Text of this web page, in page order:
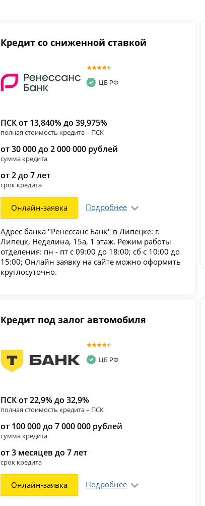
Кредит со сниженной ставкой
ЦБ РФ
ПСК от 13,840% до 39,975%
полная стоимость кредита – ПСК
от 30 000 до 2 000 000 рублей
сумма кредита
от 2 до 7 лет
срок кредита
Онлайн-заявка Подробнее
Адрес банка "Ренессанс Банк" в Липецке: г.
Липецк, Неделина, 15а, 1 этаж. Режим работы
отделения: пн - пт с 09:00 до 18:00; сб с 10:00 до
15:00; Онлайн заявку на сайте можно оформить
круглосуточно.
Кредит под залог автомобиля
ЦБ РФ
ПСК от 22,9% до 32,9%
полная стоимость кредита – ПСК
от 100 000 до 7 000 000 рублей
сумма кредита
от 3 месяцев до 7 лет
срок кредита
Онлайн-заявка Подробнее